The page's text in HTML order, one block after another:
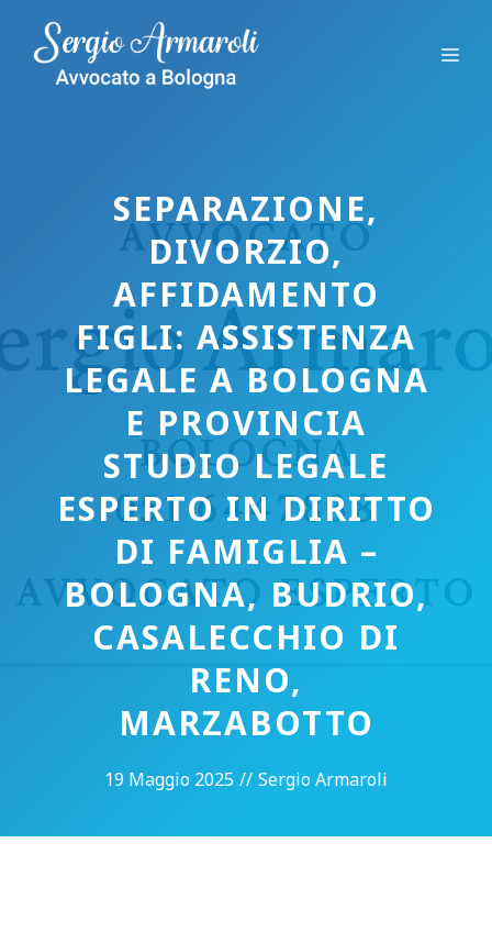
contenuto
SEPARAZIONE,
DIVORZIO,
AFFIDAMENTO
FIGLI: ASSISTENZA
LEGALE A BOLOGNA
E PROVINCIA
STUDIO LEGALE
ESPERTO IN DIRITTO
DI FAMIGLIA –
BOLOGNA, BUDRIO,
CASALECCHIO DI
RENO,
MARZABOTTO
19 Maggio 2025 // Sergio Armaroli